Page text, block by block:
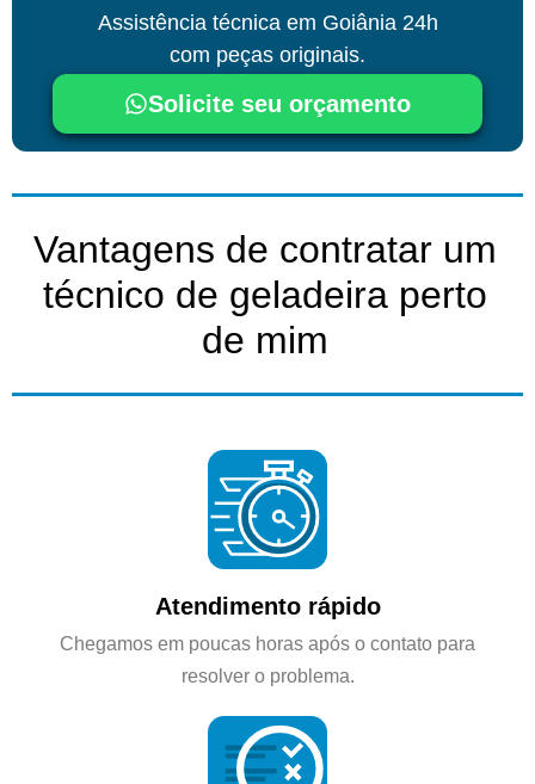
Assistência técnica em Goiânia24h
com peças originais.
Solicite seu orçamento
Vantagens de contratar um
técnico de geladeira perto
de mim
Atendimento rápido
Chegamos em poucas horas após o contato para
resolver o problema.